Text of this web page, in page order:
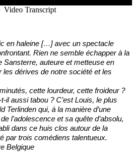
en haleine […] avec un spectacle
Rien ne semble échapper à la
Sansterre, auteure et metteuse en
dérives de notre société et les
cette lourdeur, cette froideur ?
il aussi tabou ? C’est Louis, le plus
Terlinden qui, à la manière d’une
l’adolescence et sa quête d’absolu,
dans ce huis clos autour de la
par trois comédiens talentueux.
Belgique